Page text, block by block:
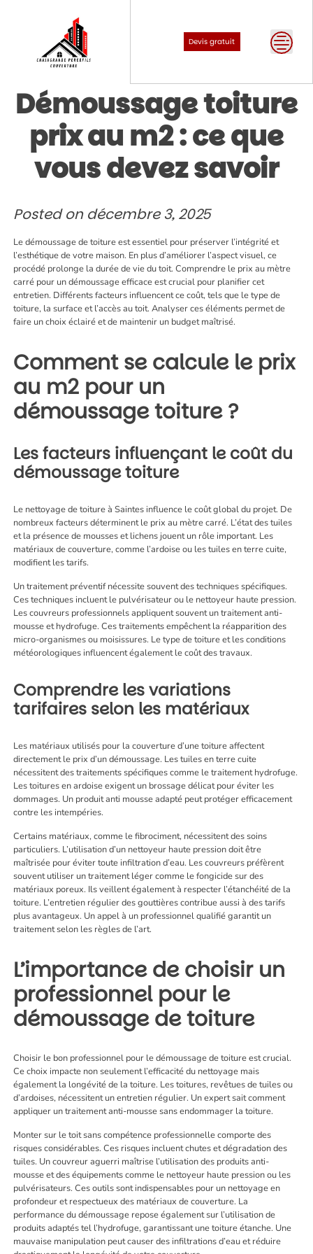
Devis gratuit
Démoussage toiture
prix au m2 : ce que
vous devez savoir
Posted on décembre 3, 2025
Le démoussage de toiture est essentiel pour préserver l’intégrité et
l’esthétique de votre maison. En plus d’améliorer l’aspect visuel, ce
procédé prolonge la durée de vie du toit. Comprendre le prix au mètre
carré pour un démoussage efficace est crucial pour planifier cet
entretien. Différents facteurs influencent ce coût, tels que le type de
toiture, la surface et l’accès au toit. Analyser ces éléments permet de
faire un choix éclairé et de maintenir un budget maîtrisé.
Comment se calcule le prix
au m2 pour un
démoussage toiture ?
Les facteurs influençant le coût du
démoussage toiture
Le nettoyage de toiture à Saintes influence le coût global du projet. De
nombreux facteurs déterminent le prix au mètre carré. L’état des tuiles
et la présence de mousses et lichens jouent un rôle important. Les
matériaux de couverture, comme l’ardoise ou les tuiles en terre cuite,
modifient les tarifs.
Un traitement préventif nécessite souvent des techniques spécifiques.
Ces techniques incluent le pulvérisateur ou le nettoyeur haute pression.
Les couvreurs professionnels appliquent souvent un traitement anti-
mousse et hydrofuge. Ces traitements empêchent la réapparition des
micro-organismes ou moisissures. Le type de toiture et les conditions
météorologiques influencent également le coût des travaux.
Comprendre les variations
tarifaires selon les matériaux
Les matériaux utilisés pour la couverture d’une toiture affectent
directement le prix d’un démoussage. Les tuiles en terre cuite
nécessitent des traitements spécifiques comme le traitement hydrofuge.
Les toitures en ardoise exigent un brossage délicat pour éviter les
dommages. Un produit anti mousse adapté peut protéger efficacement
contre les intempéries.
Certains matériaux, comme le fibrociment, nécessitent des soins
particuliers. L’utilisation d’un nettoyeur haute pression doit être
maîtrisée pour éviter toute infiltration d’eau. Les couvreurs préfèrent
souvent utiliser un traitement léger comme le fongicide sur des
matériaux poreux. Ils veillent également à respecter l’étanchéité de la
toiture. L’entretien régulier des gouttières contribue aussi à des tarifs
plus avantageux. Un appel à un professionnel qualifié garantit un
traitement selon les règles de l’art.
L’importance de choisir un
professionnel pour le
démoussage de toiture
Choisir le bon professionnel pour le démoussage de toiture est crucial.
Ce choix impacte non seulement l’efficacité du nettoyage mais
également la longévité de la toiture. Les toitures, revêtues de tuiles ou
d’ardoises, nécessitent un entretien régulier. Un expert sait comment
appliquer un traitement anti-mousse sans endommager la toiture.
Monter sur le toit sans compétence professionnelle comporte des
risques considérables. Ces risques incluent chutes et dégradation des
tuiles. Un couvreur aguerri maîtrise l’utilisation des produits anti-
mousse et des équipements comme le nettoyeur haute pression ou les
pulvérisateurs. Ces outils sont indispensables pour un nettoyage en
profondeur et respectueux des matériaux de couverture. La
performance du démoussage repose également sur l’utilisation de
produits adaptés tel l’hydrofuge, garantissant une toiture étanche. Une
mauvaise manipulation peut causer des infiltrations d’eau et réduire